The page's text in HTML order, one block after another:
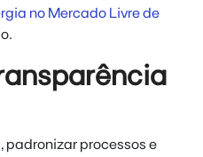
no Mercado Livre de
padronizar processos e